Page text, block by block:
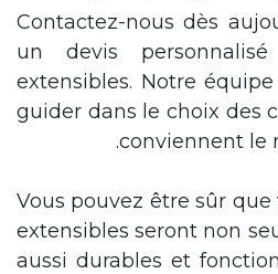
Contactez-nous dès
un devis
extensibles. Notre
guider dans le choix des
conviennent le
Vous pouvez être sûr
extensibles seront non
aussi durables et